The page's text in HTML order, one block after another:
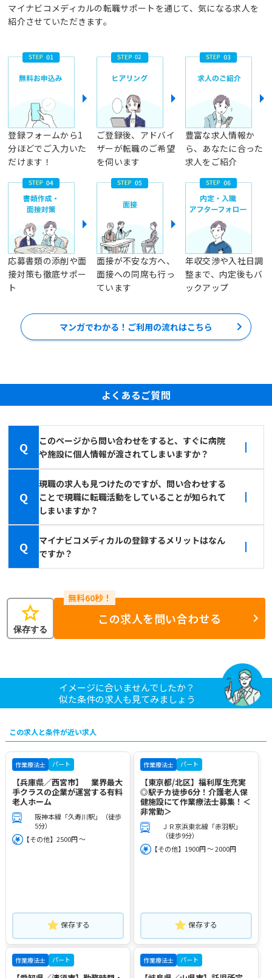
マイナビコメディカルの転職サポートを通じて、気になる求人を
紹介させていただきます。
登録フォームから1
分ほどでご入力いた
だけます！
ご登録後、アドバイ
ザーが転職のご希望
を伺います
豊富な求人情報か
ら、あなたに合った
求人をご紹介
応募書類の添削や面
接対策も徹底サポー
ト
面接が不安な方へ、
面接への同席も行っ
ています
年収交渉や入社日調
整まで、内定後もバ
ックアップ
マンガでわかる！ご利用の流れはこちら
よくあるご質問
Q
このページから問い合わせをすると、すぐに病院
や施設に個人情報が渡されてしまいますか？
Q
現職の求人も見つけたのですが、問い合わせする
ことで現職に転職活動をしていることが知られて
しまいますか？
Q
マイナビコメディカルの登録するメリットはなん
ですか？
star
保存する
この求人を問い合わせる
イメージに合いませんでしたか？
似た条件の求人も見てみましょう
この求人と条件が近い求人
作業療法士 パート
【兵庫県／西宮市】 業界最大
手クラスの企業が運営する有料
老人ホーム
阪神本線「久寿川駅」（徒歩
5分）
【その他】2500円 ～
保存する
作業療法士 パート
【東京都/北区】福利厚生充実
◎駅チカ徒歩6分！介護老人保
健施設にて作業療法士募集！＜
非常勤＞
ＪＲ京浜東北線「赤羽駅」
（徒歩9分）
【その他】1900円 ～ 2000円
保存する
作業療法士 パート 作業療法士 パート